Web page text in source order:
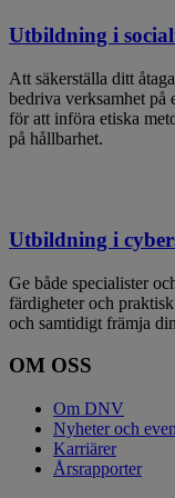
Utbildning i
Att säkerställa ditt
bedriva verksamhet på
för att införa etiska
på hållbarhet.
Utbildning i
Ge både specialister
färdigheter och
och samtidigt främja
OM OSS
Om DNV
Nyheter och
Karriärer
Årsrapporter